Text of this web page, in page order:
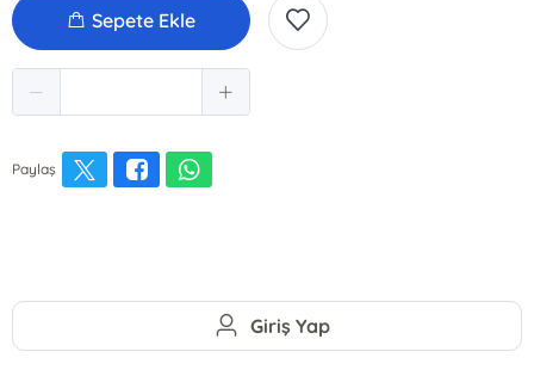
Sepete Ekle
Paylaş
Giriş Yap